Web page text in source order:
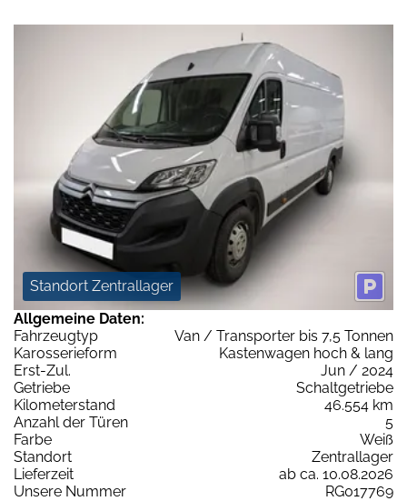
Standort Zentrallager
Allgemeine Daten:
Fahrzeugtyp
Van / Transporter bis 7,5 Tonnen
Karosserieform
Kastenwagen hoch & lang
Erst-Zul.
Jun / 2024
Getriebe
Schaltgetriebe
Kilometerstand
46.554 km
Anzahl der Türen
5
Farbe
Weiß
Standort
Zentrallager
Lieferzeit
ab ca. 10.08.2026
Unsere Nummer
RG017769